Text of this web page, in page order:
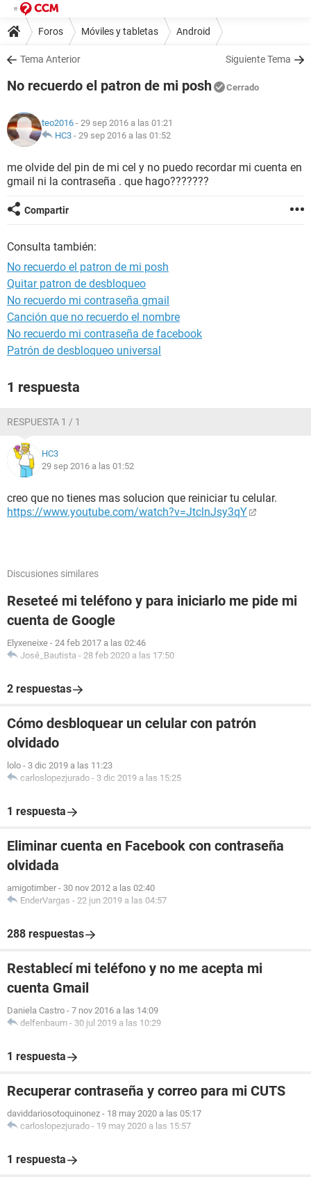
Foros Móviles y tabletas Android
Tema Anterior Siguiente Tema
No recuerdo el patron de mi posh Cerrado
teo2016 - 29 sep 2016 a las 01:21
HC3 - 29 sep 2016 a las 01:52
me olvide del pin de mi cel y no puedo recordar mi cuenta en
gmail ni la contraseña . que hago???????
Compartir
Consulta también:
No recuerdo el patron de mi posh
Quitar patron de desbloqueo
No recuerdo mi contraseña gmail
Canción que no recuerdo el nombre
No recuerdo mi contraseña de facebook
Patrón de desbloqueo universal
1 respuesta
RESPUESTA 1 / 1
HC3
29 sep 2016 a las 01:52
creo que no tienes mas solucion que reiniciar tu celular.
https://www.youtube.com/watch?v=JtclnJsy3qY
Discusiones similares
Reseteé mi teléfono y para iniciarlo me pide mi
cuenta de Google
Elyxeneixe - 24 feb 2017 a las 02:46
José_Bautista - 28 feb 2020 a las 17:50
2 respuestas
Cómo desbloquear un celular con patrón
olvidado
lolo - 3 dic 2019 a las 11:23
carloslopezjurado - 3 dic 2019 a las 15:25
1 respuesta
Eliminar cuenta en Facebook con contraseña
olvidada
amigotimber - 30 nov 2012 a las 02:40
EnderVargas - 22 jun 2019 a las 04:57
288 respuestas
Restablecí mi teléfono y no me acepta mi
cuenta Gmail
Daniela Castro - 7 nov 2016 a las 14:09
delfenbaum - 30 jul 2019 a las 10:29
1 respuesta
Recuperar contraseña y correo para mi CUTS
daviddariosotoquinonez - 18 may 2020 a las 05:17
carloslopezjurado - 19 may 2020 a las 15:57
1 respuesta